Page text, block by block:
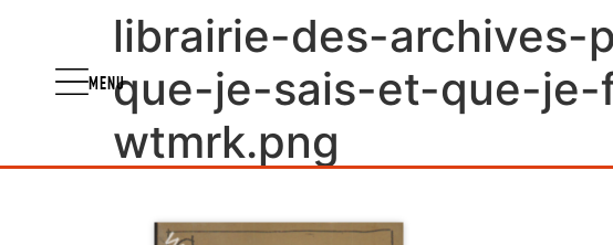
MENU
librairie-des-
que-je-sais-et-que-je-
wtmrk.png